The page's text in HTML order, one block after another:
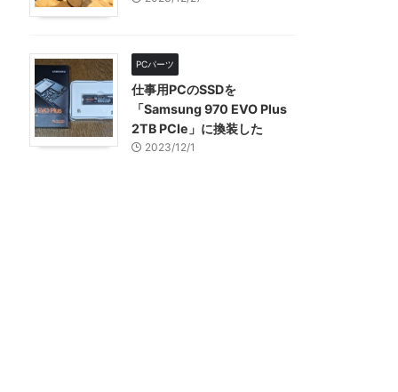
PCパーツ
仕事用PCのSSDを
「Samsung 970 EVO Plus
2TB PCIe」に換装した
2023/12/1